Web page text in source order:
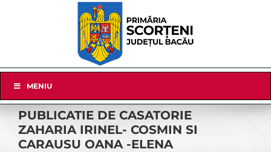
Navigation
MENIU
PUBLICATIE DE CASATORIE
ZAHARIA IRINEL- COSMIN SI
CARAUSU OANA -ELENA